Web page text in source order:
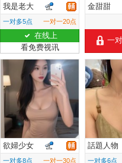
我是老大
一对多5点 一对一20点
在线上
看免费视讯
金甜甜
一
欲婦少女
一对多8点 一对一30点
話題人物
一对多6点